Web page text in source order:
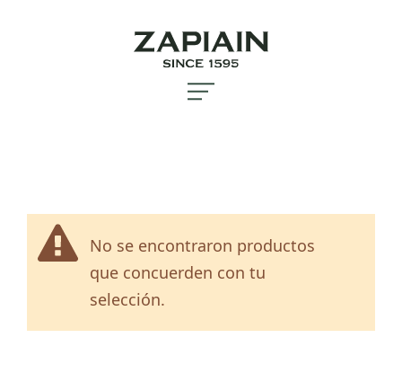
No se encontraron productos
que concuerden con tu
selección.